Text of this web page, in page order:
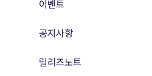
이벤트
공지사항
릴리즈노트